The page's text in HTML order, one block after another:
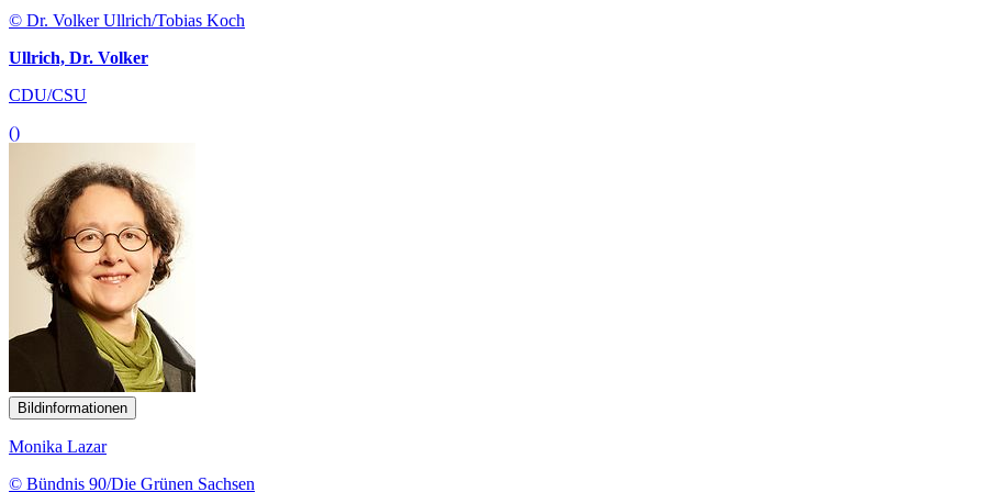
© Dr. Volker Ullrich/Tobias Koch
Ullrich, Dr. Volker
CDU/CSU
()
Bildinformationen
Monika Lazar
© Bündnis 90/Die Grünen Sachsen